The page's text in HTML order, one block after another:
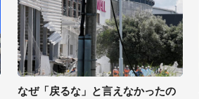
なぜ「戻るな」と言えなかったの